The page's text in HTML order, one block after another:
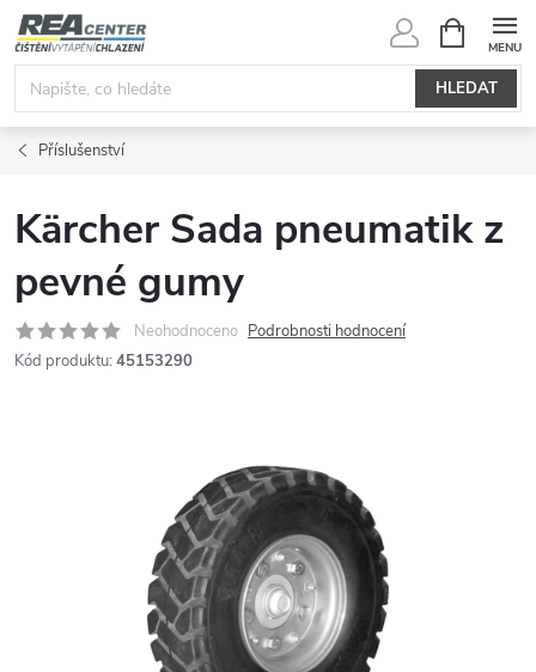
Přejít
na
obsah
HLEDAT
NÁKUPNÍ
KOŠÍK
Příslušenství
Kärcher Sada pneumatik z
pevné gumy
Neohodnoceno Podrobnosti hodnocení
Kód produktu: 45153290